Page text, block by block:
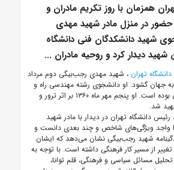
همزمان با روز تکریم مادران و
در منزل مادر شهید مهدی
شهید دانشکدگان فنی دانشگاه
شهید دیدار کرد و روحیه مادران ...
دانشگاه تهران ، شهید مهدی رجب‌بیگی دوم مرداد
به جهان گشود. او دانشجوی رشته مهندسی راه و
ساختمان دانشگاه تهران بوده است. او پنجم مهر ماه ۱۳۶۰ بر اثر ترور و
شد.
دانشگاه تهران در دیدار با مادر شهید
واجد ویژگی‌های شاخص و چند بعدی دانست و
شهید رجب‌بیگی نشان می‌دهد که ایشان
از مسیر کار فرهنگی داشته است. با توجه به
مسائل سیاسی و فرهنگی، قلم توانا،